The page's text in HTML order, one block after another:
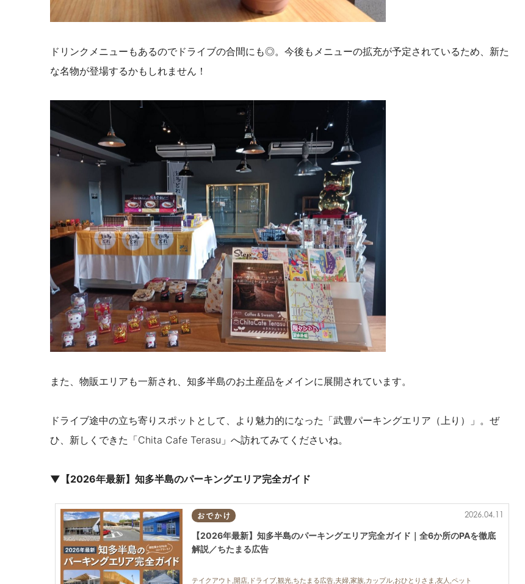
ドリンクメニューもあるのでドライブの合間にも◎。今後もメニューの拡充が予定されているため、新た
な名物が登場するかもしれません！
また、物販エリアも一新され、知多半島のお土産品をメインに展開されています。
ドライブ途中の立ち寄りスポットとして、より魅力的になった「武豊パーキングエリア（上り）」。 ぜ
ひ、新しくできた「Chita Cafe Terasu」へ訪れてみてくださいね。
▼【2026年最新】知多半島のパーキングエリア完全ガイド
おでかけ 2026.04.11
【2026年最新】知多半島のパーキングエリア完全ガイド｜全6か所のPAを徹底
解説／ちたまる広告
テイクアウト,開店,ドライブ,観光,ちたまる広告,夫婦,家族,カップル,おひとりさま,友人,ペット